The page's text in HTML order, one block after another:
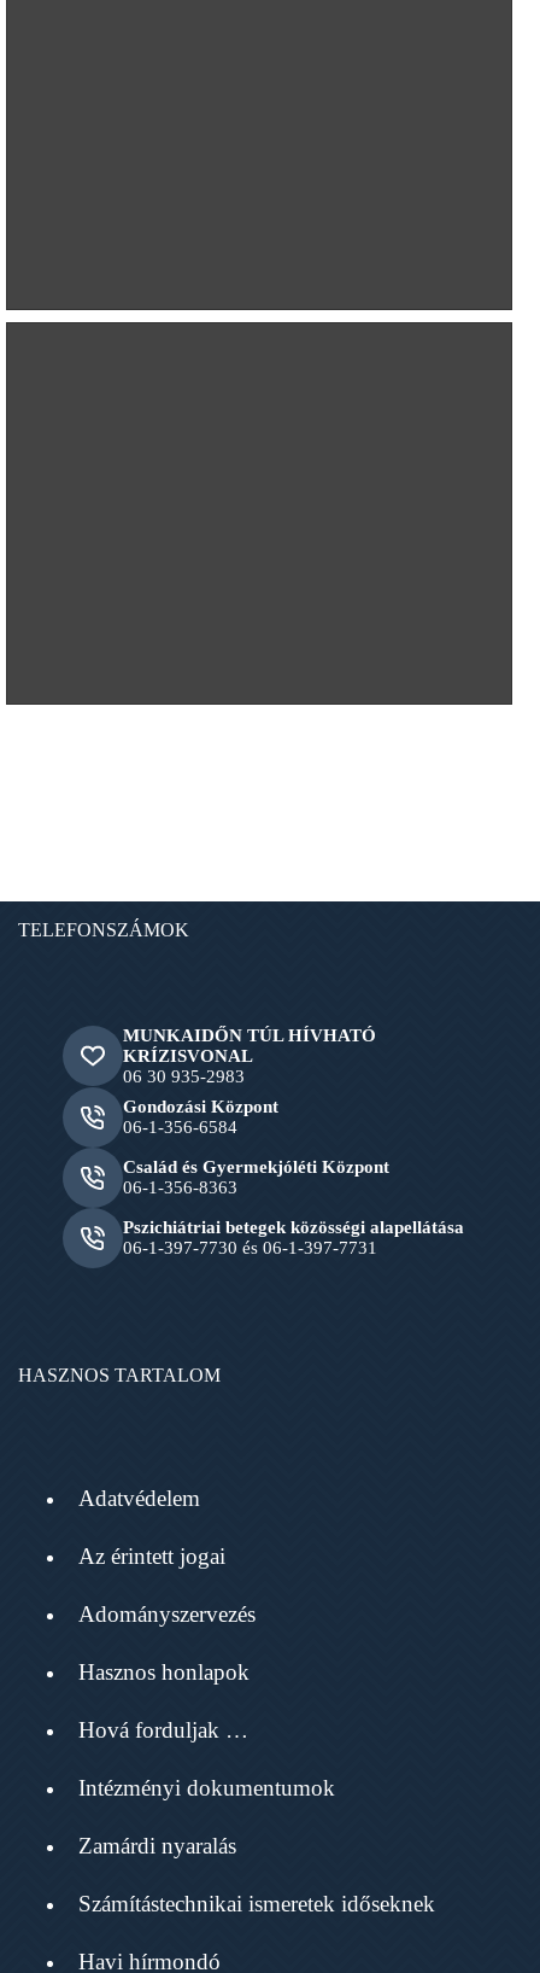
TELEFONSZÁMOK
MUNKAIDŐN TÚL HÍVHATÓ
KRÍZISVONAL
06 30 935-2983
Gondozási Központ
06-1-356-6584
Család és Gyermekjóléti Központ
06-1-356-8363
Pszichiátriai betegek közösségi alapellátása
06-1-397-7730 és 06-1-397-7731
HASZNOS TARTALOM
Adatvédelem
Az érintett jogai
Adományszervezés
Hasznos honlapok
Hová forduljak …
Intézményi dokumentumok
Zamárdi nyaralás
Számítástechnikai ismeretek időseknek
Havi hírmondó